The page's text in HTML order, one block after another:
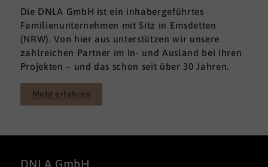
Die DNLA GmbH ist ein inhabergeführtes
Familienunternehmen mit Sitz in Emsdetten
(NRW). Von hier aus unterstützen wir unsere
zahlreichen Partner im In- und Ausland bei ihren
Projekten – und das schon seit über 30 Jahren.
Mehr erfahren
DNLA GmbH